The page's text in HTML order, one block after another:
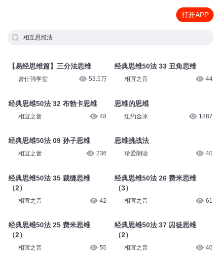
打开APP
相互思维法
【易经思维篇】三分法思维
曾仕强学堂 53.5万
经典思维50法 32 布勃卡思维
相宜之音 48
经典思维50法 09 孙子思维
相宜之音 236
经典思维50法 35 裁缝思维
（2）
相宜之音 42
经典思维50法 25 费米思维
（2）
相宜之音 55
经典思维50法 33 丑角思维
相宜之音 44
思维的思维
纽约金冰 1887
思维挑战法
珍爱朗读 40
经典思维50法 26 费米思维
（3）
相宜之音 61
经典思维50法 37 囚徒思维
（2）
相宜之音 40